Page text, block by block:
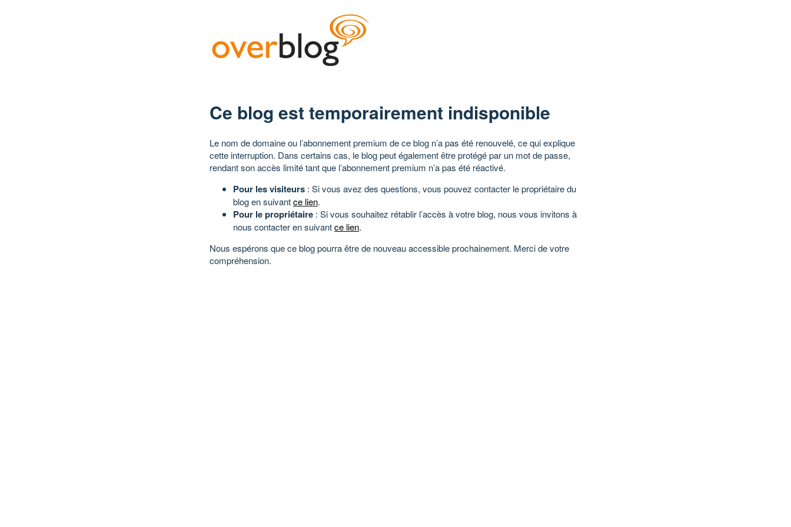
Ce blog est temporairement indisponible
Le nom de domaine ou l’abonnement premium de ce blog n’a pas été renouvelé, ce qui explique
cette interruption. Dans certains cas, le blog peut également être protégé par un mot de passe,
rendant son accès limité tant que l’abonnement premium n’a pas été réactivé.
Pour les visiteurs : Si vous avez des questions, vous pouvez contacter le propriétaire du
blog en suivantce lien.
Pour le propriétaire : Si vous souhaitez rétablir l’accès à votre blog, nous vous invitons à
nous contacter en suivantce lien.
Nous espérons que ce blog pourra être de nouveau accessible prochainement. Merci de votre
compréhension.